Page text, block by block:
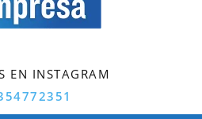
EN INSTAGRAM